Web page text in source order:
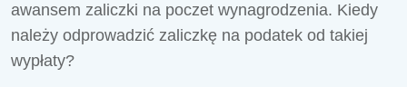
awansem zaliczki na poczet wynagrodzenia. Kiedy
należy odprowadzić zaliczkę na podatek od takiej
wypłaty?